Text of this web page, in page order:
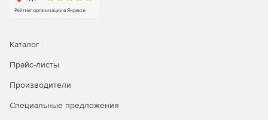
Каталог
Прайс-листы
Производители
Специальные предложения